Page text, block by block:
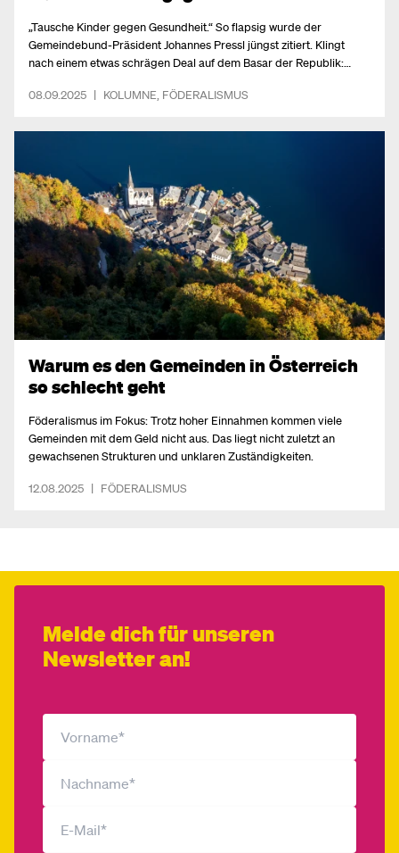
„Tausche Kinder gegen Gesundheit.“ So flapsig wurde der
Gemeindebund-Präsident Johannes Pressl jüngst zitiert. Klingt
nach einem etwas schrägen Deal auf dem Basar der Republik:
Als gelernter Österreicher könnte man fast lachen ...
08.09.2025 | KOLUMNE FÖDERALISMUS
Warum es den Gemeinden in Österreich
so schlecht geht
Föderalismus im Fokus: Trotz hoher Einnahmen kommen viele
Gemeinden mit dem Geld nicht aus. Das liegt nicht zuletzt an
gewachsenen Strukturen und unklaren Zuständigkeiten.
12.08.2025 | FÖDERALISMUS
Melde dich für unseren
Newsletter an!